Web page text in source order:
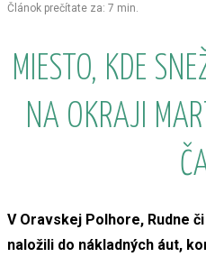
Článok prečítate za: 7 min.
MIESTO, KDE
NA OKRAJI
V Oravskej Polhore, Rudne
naložili do nákladných áut,